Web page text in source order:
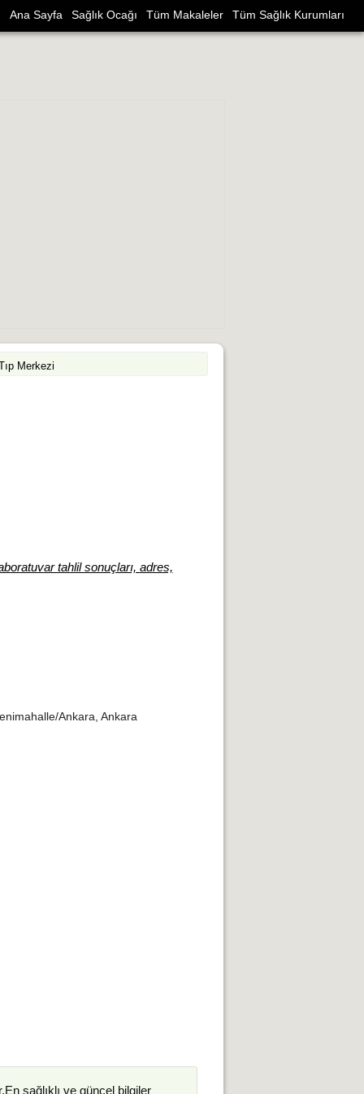
Ana Sayfa Sağlık Ocağı Tüm Makaleler Tüm Sağlık Kurumları
Merkezi
tahlil sonuçları, adres,
Ankara, Ankara
sağlıklı ve güncel bilgiler